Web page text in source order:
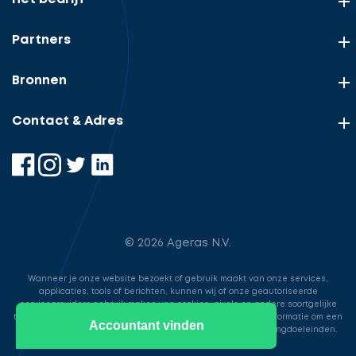
Accountant vinden
Partners
Bronnen
Contact & Adres
© 2026 Ageras N.V.
Wanneer je onze website bezoekt of gebruik maakt van onze services,
applicaties, tools of berichten, kunnen wij of onze geautoriseerde
serviceproviders gebruik maken van cookies, pixels en andere soortgelijke
technologieën. Deze worden gebruikt voor het opslaan van informatie om een
betere, snellere en veiligere ervaring te bieden voor marketingdoeleinden.